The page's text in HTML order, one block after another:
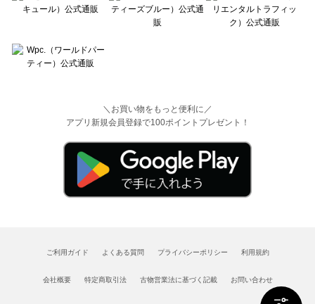
＼お買い物をもっと便利に／
アプリ新規会員登録で100ポイントプレゼント！
ご利用ガイド よくある質問 プライバシーポリシー 利用規約
会社概要 特定商取引法 古物営業法に基づく記載 お問い合わせ